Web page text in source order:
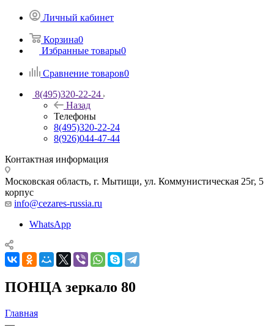
Личный кабинет
Корзина0
Избранные товары0
Сравнение товаров0
8(495)320-22-24
Назад
Телефоны
8(495)320-22-24
8(926)044-47-44
Контактная информация
Московская область, г. Мытищи, ул. Коммунистическая 25г, 5
корпус
info@cezares-russia.ru
WhatsApp
ПОНЦА зеркало 80
Главная
—